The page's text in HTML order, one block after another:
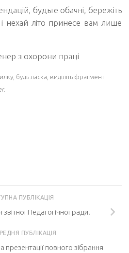
будьте обачні, бережіть
нехай літо принесе вам лише
з охорони праці
будь ласка, виділіть фрагмент
.
ПУБЛІКАЦІЯ
звітної Педагогічної ради.
ПУБЛІКАЦІЯ
презентації повного зібрання